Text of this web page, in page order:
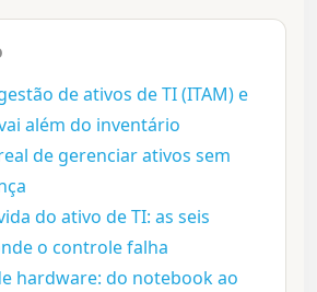
de ativos de TI (ITAM) e
além do inventário
de gerenciar ativos sem
do ativo de TI: as seis
o controle falha
hardware: do notebook ao